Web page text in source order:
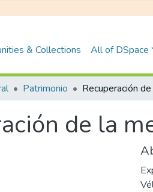
& Collections All of DSpace
Patrimonio
de la